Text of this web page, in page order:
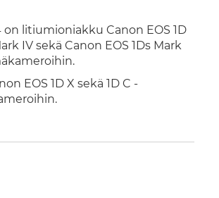
on litiumioniakku Canon EOS 1D
IV sekä Canon EOS 1Ds Mark
EOS 1D X sekä 1D C -